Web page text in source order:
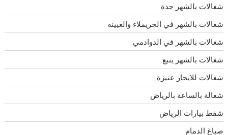
شغالات بالشهر جدة
شغالات بالشهر في الحريملاء والعيينه
شغالات بالشهر في الدوادمي
شغالات بالشهر ينبع
شغالات للايجار عنيزة
شغالة بالساعة بالرياض
شفط بيارات الرياض
صباغ الدمام